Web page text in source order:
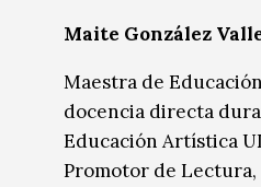
Maite González
Maestra de
docencia directa
Educación Artística
Promotor de